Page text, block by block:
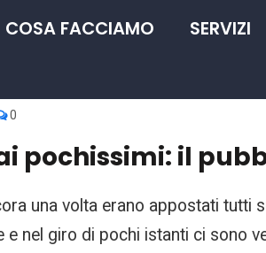
COSA FACCIAMO SERVIZI
0
pochissimi: il
una volta erano appostati
e nel giro di pochi istanti ci sono